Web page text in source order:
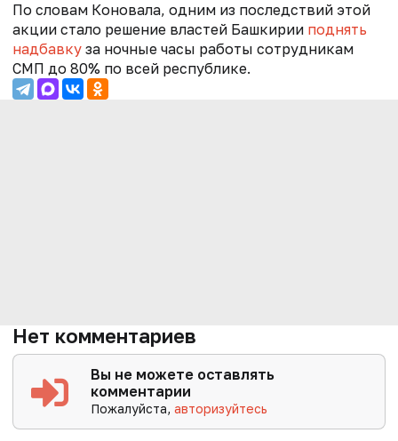
По словам Коновала, одним из последствий этой
акции стало решение властей Башкирии поднять
надбавку за ночные часы работы сотрудникам
СМП до 80% по всей республике.
Нет комментариев
Вы не можете оставлять
комментарии
Пожалуйста,авторизуйтесь